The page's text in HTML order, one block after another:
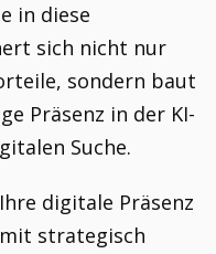
in diese
sich nicht nur
sondern baut
Präsenz in der KI-
Suche.
digitale Präsenz
strategisch